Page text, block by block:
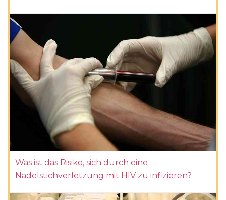
Was ist das Risiko, sich durch eine
Nadelstichverletzung mit HIV zu infizieren?